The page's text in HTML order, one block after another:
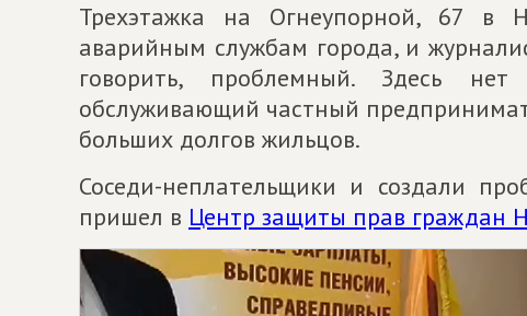
Трехэтажка на Огнеупорной, 67 в
аварийным службам города, и
говорить, проблемный. Здесь
обслуживающий частный
больших долгов жильцов.
Соседи-неплательщики и создали
пришел в Центр защиты прав граждан